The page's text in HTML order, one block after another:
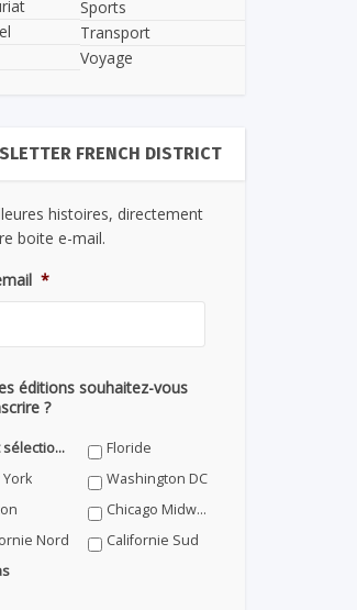
Sports
Transport
Voyage
FRENCH DISTRICT
histoires, directement
boite e-mail.
*
éditions souhaitez-vous
?
Tout sélectionner
Floride
Washington DC
Chicago Midwest
Nord
Californie Sud